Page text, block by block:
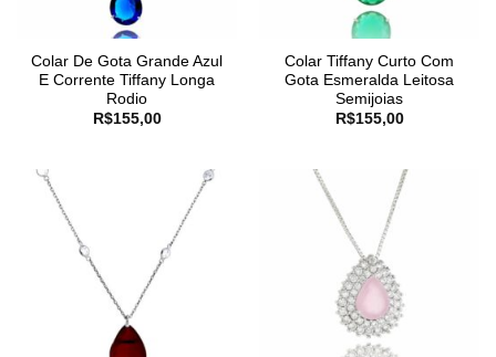
Colar De Gota Grande Azul
E Corrente Tiffany Longa
Rodio
R$155,00
Colar Tiffany Curto Com
Gota Esmeralda Leitosa
Semijoias
R$155,00